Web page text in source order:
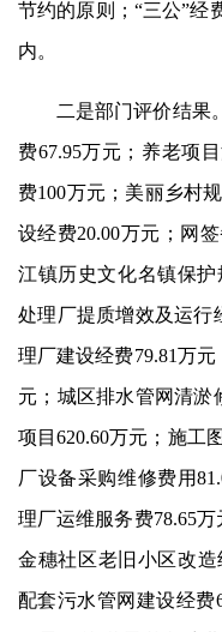
节约的原则； “三公”经
内。
二是部门评价结果
费67.95万元；养老项
费100万元；美丽乡村
设经费20.00万元；网
江镇历史文化名镇保
处理厂提质增效及运行
理厂建设经费79.81万
元；城区排水管网清淤
项目620.60万元；施工
厂设备采购维修费用
理厂运维服务费78.65
金穗社区老旧小区改造
配套污水管网建设经费